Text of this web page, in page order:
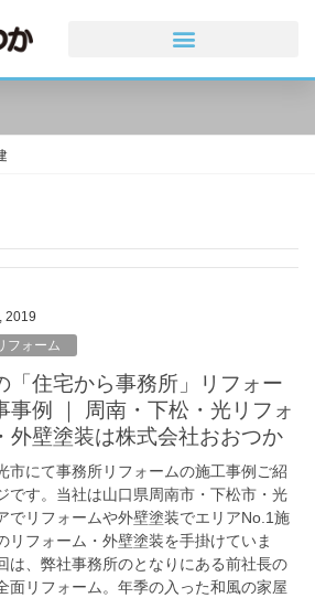
2019
フォーム
事例 ｜ 周南・下松・光リフォ
外壁塗装は株式会社おおつか
市にて事務所リフォームの施工事例ご紹
です。当社は山口県周南市・下松市・光
でリフォームや外壁塗装でエリアNo.1施
リフォーム・外壁塗装を手掛けていま
は、弊社事務所のとなりにある前社長の
面リフォーム。年季の入った和風の家屋